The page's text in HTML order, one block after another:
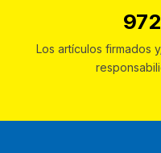
Los artículos firmados